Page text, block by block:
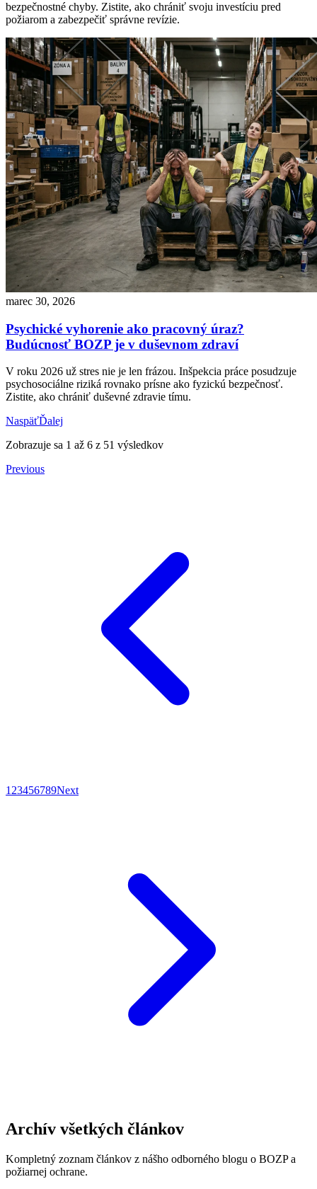
bezpečnostné chyby. Zistite, ako chrániť svoju investíciu pred
požiarom a zabezpečiť správne revízie.
marec 30, 2026
Psychické vyhorenie ako pracovný úraz?
Budúcnosť BOZP je v duševnom zdraví
V roku 2026 už stres nie je len frázou. Inšpekcia práce posudzuje
psychosociálne riziká rovnako prísne ako fyzickú bezpečnosť.
Zistite, ako chrániť duševné zdravie tímu.
NaspäťĎalej
Zobrazuje sa 1 až 6 z 51 výsledkov
Previous
123456789Next
Archív všetkých článkov
Kompletný zoznam článkov z nášho odborného blogu o BOZP a
požiarnej ochrane.